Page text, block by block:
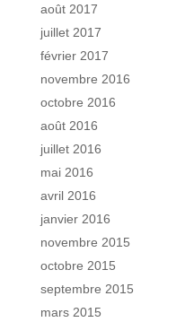
août 2017
juillet 2017
février 2017
novembre 2016
octobre 2016
août 2016
juillet 2016
mai 2016
avril 2016
janvier 2016
novembre 2015
octobre 2015
septembre 2015
mars 2015